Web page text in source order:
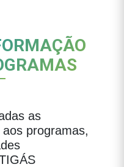
as
programas,